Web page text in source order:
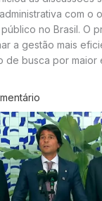
com o
no Brasil. O
a gestão mais
de busca por maior